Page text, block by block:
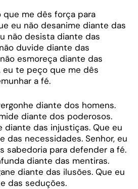
que me dês força para
eu não desanime diante das
não desista diante das
duvide diante das
esmoreça diante das
eu te peço que me dês
a fé.
diante dos homens.
diante dos poderosos.
diante das injustiças. Que eu
das necessidades. Senhor, eu
sabedoria para defender a fé.
diante das mentiras.
diante das ilusões. Que eu
das seduções.